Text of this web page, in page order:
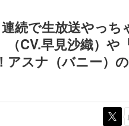
の9月2日正式リリースを
記念したキャンペーン
続で生放送やっち
CV.早見沙織）や
スナ（バニー）